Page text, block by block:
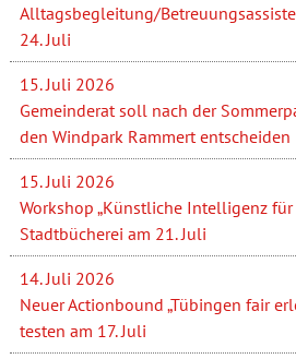
Alltagsbegleitung/
24. Juli
15. Juli 2026
Gemeinderat soll nach der
den Windpark Rammert entscheiden
15. Juli 2026
Workshop „Künstliche Intelligenz für
Stadtbücherei am 21. Juli
14. Juli 2026
Neuer Actionbound „Tübingen fair
testen am 17. Juli